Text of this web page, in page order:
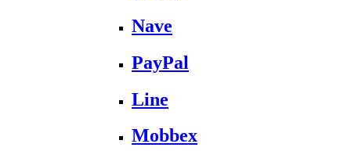
Nave
PayPal
Line
Mobbex